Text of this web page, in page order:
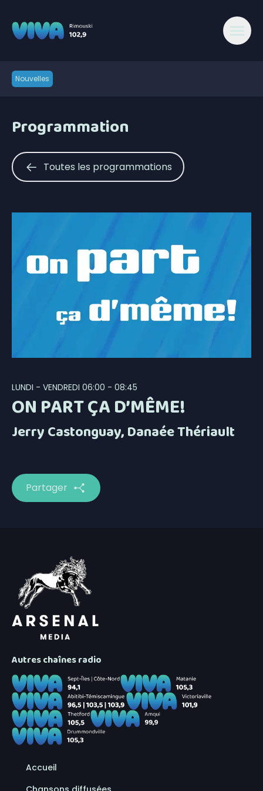
Nouvelles
Programmation
Toutes les programmations
LUNDI - VENDREDI 06:00 - 08:45
ON PART ÇA D’MÊME!
Jerry Castonguay,Danaée Thériault
Partager
Autres chaînes radio
Accueil